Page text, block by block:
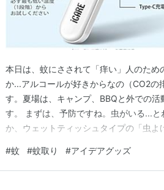
本日は、蚊にさされて「痒い」人のた
か...アルコールが好きからなの（CO2の
す。夏場は、キャンプ、BBQと外での
す。 まずは、予防ですね。虫がいる...
か、ウェットティッシュタイプの「虫
ね。キャンプ用の少し「でかめ」のヤツ
アースで出している電気のヤツ...今は
#蚊 #蚊取り #アイデアグッズ